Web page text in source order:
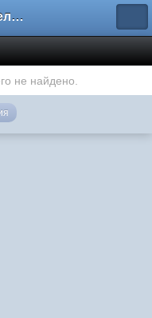
Форум владельцев интернет-магазинов
не найдено.